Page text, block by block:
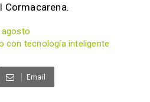
agosto
con tecnología inteligente
Email